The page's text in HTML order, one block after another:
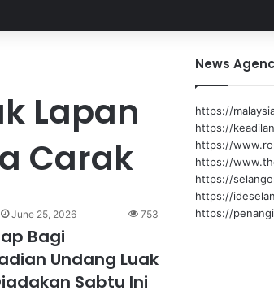
Lapan
Carak
June 25, 2026 753
Bagi
Undang Luak
Sabtu Ini
News
https://
https://
https://
https://
https://
https://
https://